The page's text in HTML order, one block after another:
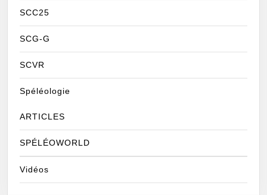
SCC25
SCG-G
SCVR
Spéléologie
ARTICLES
SPÉLÉOWORLD
Vidéos